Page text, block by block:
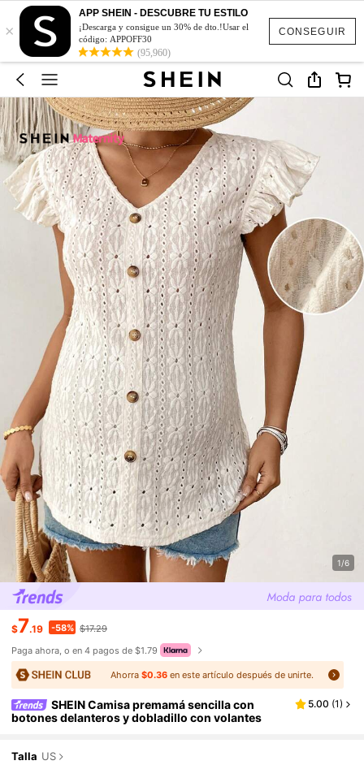
CONSEGUIR
×
APP SHEIN - DESCUBRE TU ESTILO
¡Descarga y consigue un 30% de dto.!Usar el
código: APPOFF30
(95,960)
1/6
$7.19 -58% $17.29
Paga ahora, o en 4 pagos de $1.79
Ahorra $0.36en este artículo después de unirte.
SHEIN Camisa premamá sencilla con
botones delanteros y dobladillo con volantes
5.00 (1)
Talla US